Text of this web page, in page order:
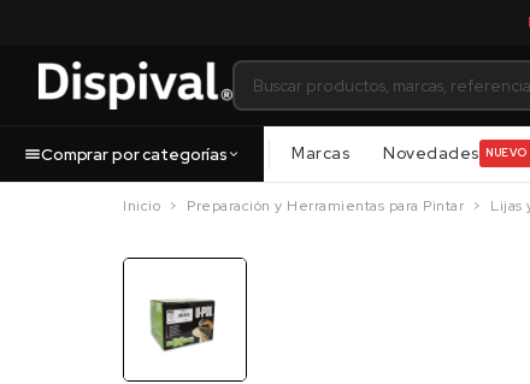
Comprar por categorías Marcas Novedades NUEVO
Inicio Preparación y Herramientas para Pintar Lijas